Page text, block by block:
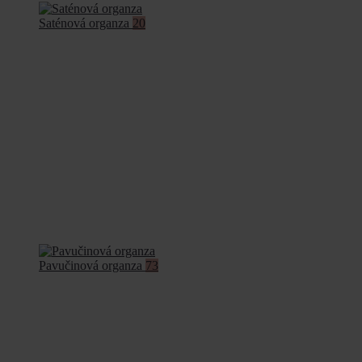
Saténová organza 20
Pavučinová organza 73